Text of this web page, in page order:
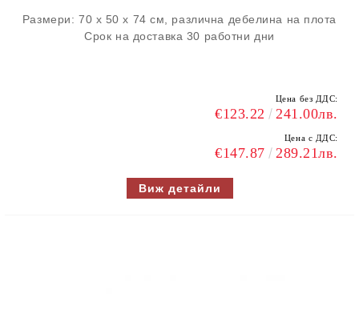
Размери: 70 х 50 х 74 см, различна дебелина на плота
Срок на доставка 30 работни дни
Цена без ДДС:
€123.22 241.00лв.
Цена с ДДС:
€147.87 289.21лв.
Виж детайли